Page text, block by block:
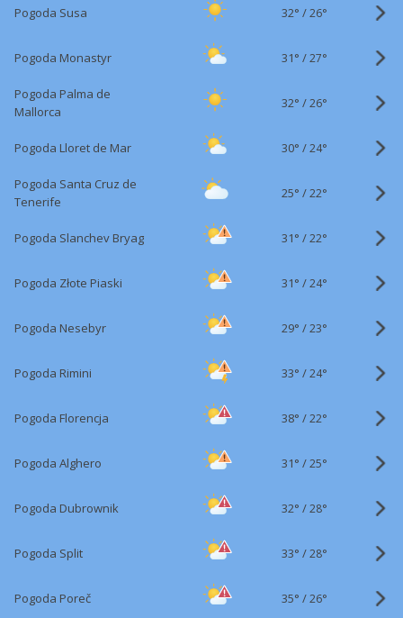
Pogoda Susa 32° /26°
Pogoda Monastyr 31° /27°
Pogoda Palma de
Mallorca
32° /26°
Pogoda Lloret de Mar 30° /24°
Pogoda Santa Cruz de
Tenerife
25° /22°
Pogoda Slanchev Bryag 31° /22°
Pogoda Złote Piaski 31° /24°
Pogoda Nesebyr 29° /23°
Pogoda Rimini 33° /24°
Pogoda Florencja 38° /22°
Pogoda Alghero 31° /25°
Pogoda Dubrownik 32° /28°
Pogoda Split 33° /28°
Pogoda Poreč 35° /26°